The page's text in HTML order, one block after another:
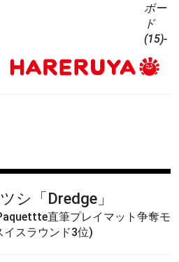
ボー
ド
(15)-
シ 「Dredge」
直筆プレイマット争奪モ
イスラウンド3位)